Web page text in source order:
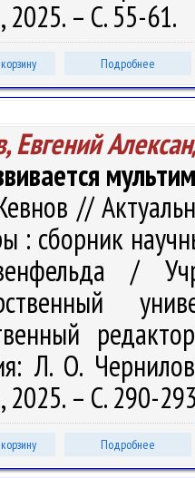
2025. – С. 55-61.
Подробнее
Евгений
//
: сборник
/
Л. О.
2025. – С. 290-
Подробнее